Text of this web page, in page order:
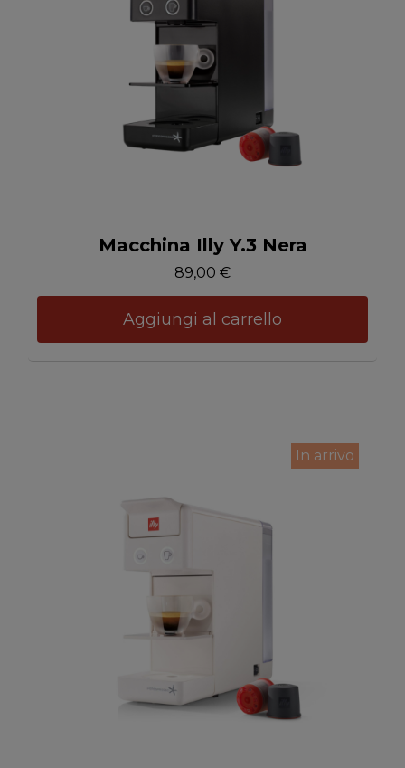
Anteprima
Macchina Illy Y.3 Nera
89,00 €
Aggiungi al carrello
In arrivo